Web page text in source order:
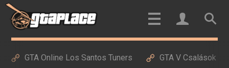
GTA Online Los Santos Tuners GTA V Csalások